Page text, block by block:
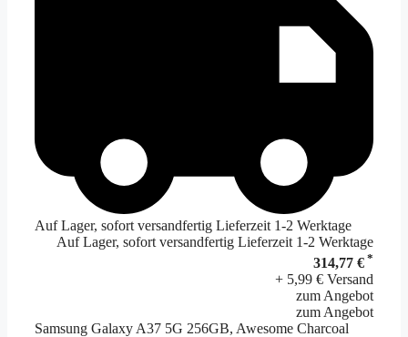
Auf Lager, sofort versandfertig Lieferzeit 1-2 Werktage
Auf Lager, sofort versandfertig Lieferzeit 1-2 Werktage
314,77 € *
+ 5,99 € Versand
zum Angebot
zum Angebot
Samsung Galaxy A37 5G 256GB, Awesome Charcoal